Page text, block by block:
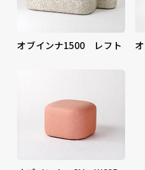
オブインナ1500 レフト